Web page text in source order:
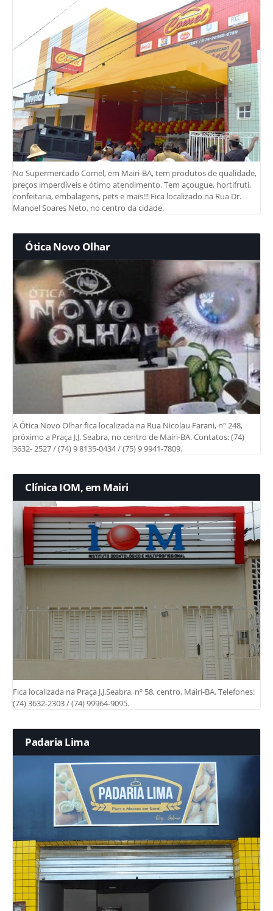
No Supermercado Comel, em Mairi-BA, tem produtos de qualidade,
preços imperdíveis e ótimo atendimento. Tem açougue, hortifruti,
confeitaria, embalagens, pets e mais!!! Fica localizado na Rua Dr.
Manoel Soares Neto, no centro da cidade.
Ótica Novo Olhar
A Ótica Novo Olhar fica localizada na Rua Nicolau Farani, nº 248,
próximo a Praça J.J. Seabra, no centro de Mairi-BA. Contatos: (74)
3632- 2527 / (74) 9 8135-0434 / (75) 9 9941-7809.
Clínica IOM, em Mairi
Fica localizada na Praça J.J.Seabra, nº 58, centro, Mairi-BA. Telefones:
(74) 3632-2303 / (74) 99964-9095.
Padaria Lima